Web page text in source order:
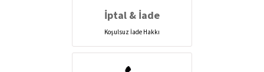
İptal & İade
Koşulsuz İade Hakkı